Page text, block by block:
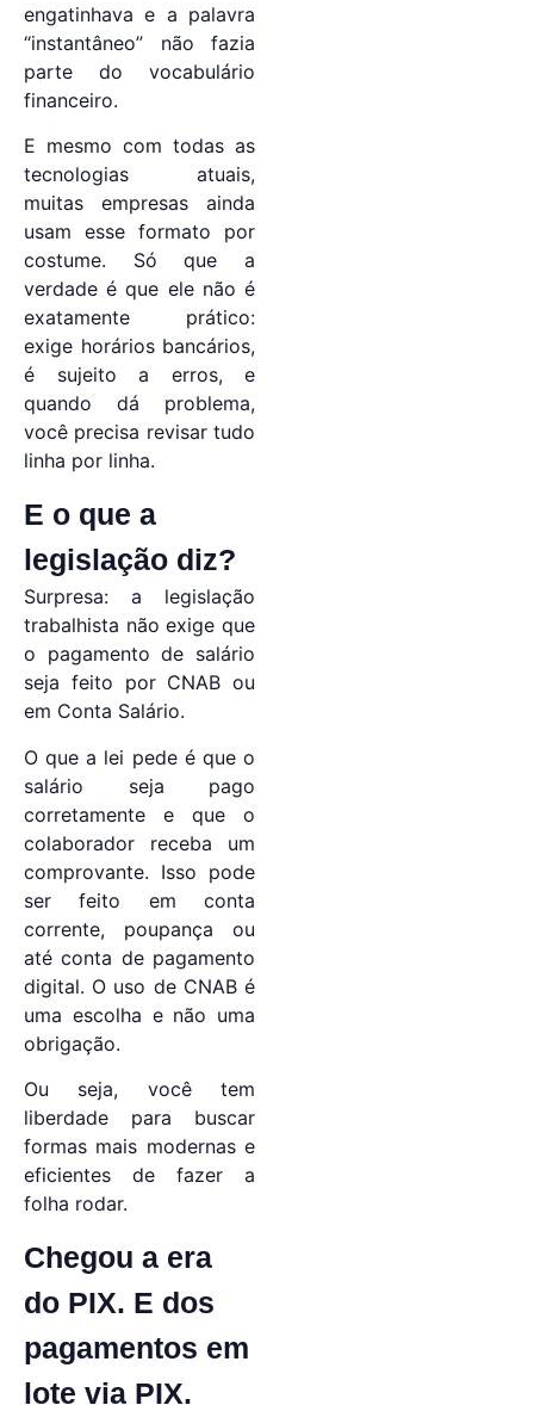
engatinhava e a palavra
“instantâneo” não fazia
parte do vocabulário
financeiro.
E mesmo com todas as
tecnologias atuais,
muitas empresas ainda
usam esse formato por
costume. Só que a
verdade é que ele não é
exatamente prático:
exige horários bancários,
é sujeito a erros, e
quando dá problema,
você precisa revisar tudo
linha por linha.
E o que a
legislação diz?
Surpresa: a legislação
trabalhista não exige que
o pagamento de salário
seja feito por CNAB ou
em Conta Salário.
O que a lei pede é que o
salário seja pago
corretamente e que o
colaborador receba um
comprovante. Isso pode
ser feito em conta
corrente, poupança ou
até conta de pagamento
digital. O uso de CNAB é
uma escolha e não uma
obrigação.
Ou seja, você tem
liberdade para buscar
formas mais modernas e
eficientes de fazer a
folha rodar.
Chegou a era
do PIX. E dos
pagamentos em
lote via PIX.